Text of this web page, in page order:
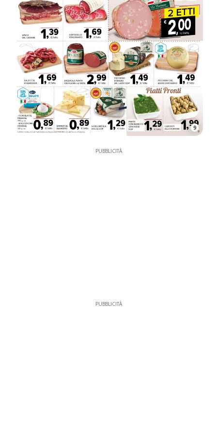
9
PUBBLICITÀ
PUBBLICITÀ